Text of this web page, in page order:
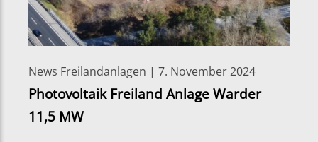
News Freilandanlagen | 7. November 2024
Photovoltaik Freiland Anlage Warder
11,5 MW